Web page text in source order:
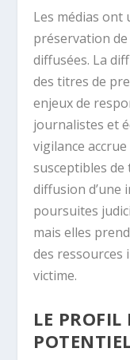
Les médias ont
préservation
diffusées. La
des titres de
enjeux de
journalistes et
vigilance
susceptibles de
diffusion d’une
poursuites
mais elles
des ressources
victime.
LE PROFIL